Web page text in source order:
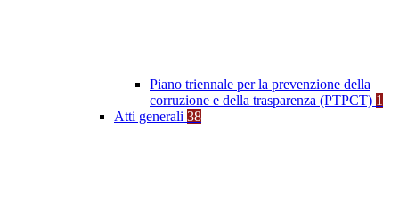
Piano triennale per la prevenzione della
corruzione e della trasparenza (PTPCT) 1
Atti generali 38